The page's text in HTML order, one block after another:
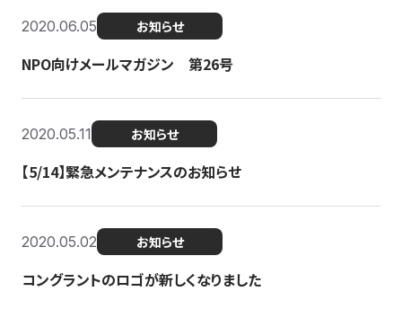
2020.06.05 お知らせ
NPO向けメールマガジン 第26号
2020.05.11 お知らせ
【5/14】緊急メンテナンスのお知らせ
2020.05.02 お知らせ
コングラントのロゴが新しくなりました